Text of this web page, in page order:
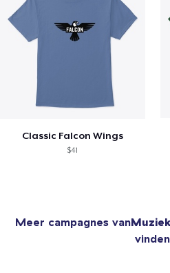
Classic Falcon Wings
$41
Meer campagnes vanMuziek